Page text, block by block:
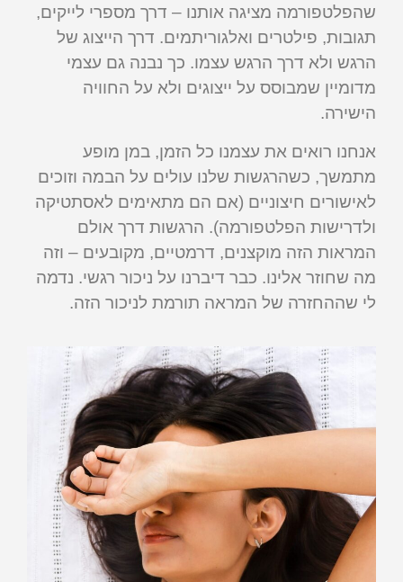
שהפלטפורמה מציגה אותנו – דרך מספרי לייקים,
תגובות, פילטרים ואלגוריתמים. דרך הייצוג של
הרגש ולא דרך הרגש עצמו. כך נבנה גם עצמי
מדומיין שמבוסס על ייצוגים ולא על החוויה
הישירה.
אנחנו רואים את עצמנו כל הזמן, במן מופע
מתמשך, כשהרגשות שלנו עולים על הבמה וזוכים
לאישורים חיצוניים (אם הם מתאימים לאסתטיקה
ולדרישות הפלטפורמה). הרגשות דרך אולם
המראות הזה מוקצנים, דרמטיים, מקובעים – וזה
מה שחוזר אלינו. כבר דיברנו על ניכור רגשי. נדמה
לי שההחזרה של המראה תורמת לניכור הזה.